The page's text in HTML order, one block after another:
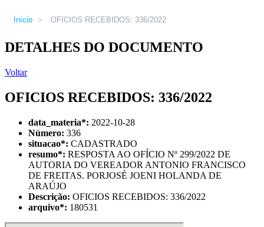
Início > OFICIOS RECEBIDOS: 336/2022
DETALHES DO DOCUMENTO
Voltar
OFICIOS RECEBIDOS: 336/2022
data_materia*: 2022-10-28
Número: 336
situacao*: CADASTRADO
resumo*: RESPOSTA AO OFÍCIO Nº 299/2022 DE
AUTORIA DO VEREADOR ANTONIO FRANCISCO
DE FREITAS. PORJOSÉ JOENI HOLANDA DE
ARAÚJO
Descrição: OFICIOS RECEBIDOS: 336/2022
arquivo*: 180531